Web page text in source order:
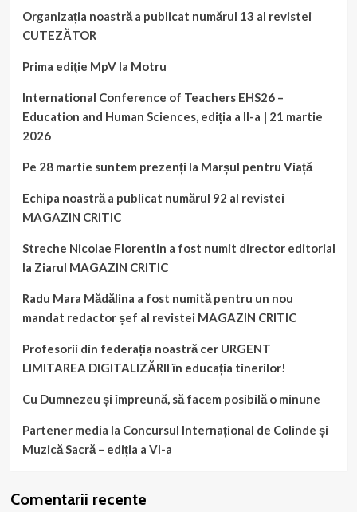
Organizația noastră a publicat numărul 13 al revistei
CUTEZĂTOR
Prima ediţie MpV la Motru
International Conference of Teachers EHS26 –
Education and Human Sciences, ediția a II-a | 21 martie
2026
Pe 28 martie suntem prezenți la Marșul pentru Viață
Echipa noastră a publicat numărul 92 al revistei
MAGAZIN CRITIC
Streche Nicolae Florentin a fost numit director editorial
la Ziarul MAGAZIN CRITIC
Radu Mara Mădălina a fost numită pentru un nou
mandat redactor șef al revistei MAGAZIN CRITIC
Profesorii din federația noastră cer URGENT
LIMITAREA DIGITALIZĂRII în educația tinerilor!
Cu Dumnezeu și împreună, să facem posibilă o minune
Partener media la Concursul Internațional de Colinde și
Muzică Sacră – ediția a VI-a
Comentarii recente